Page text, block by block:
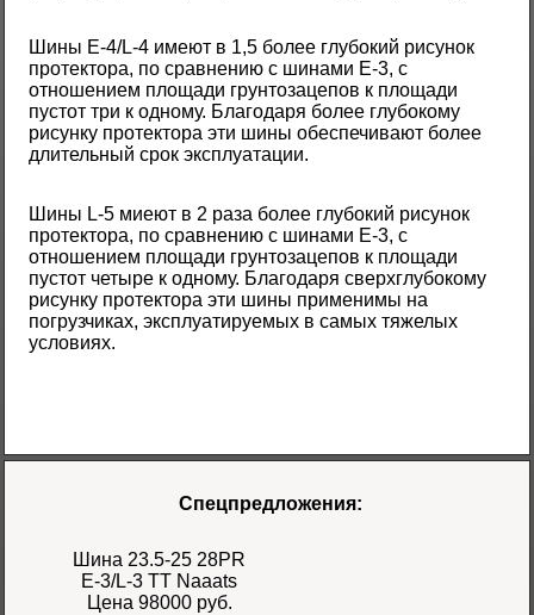
Шины E-4/L-4 имеют в 1,5 более глубокий рисунок
протектора, по сравнению с шинами Е-3, с
отношением площади грунтозацепов к площади
пустот три к одному. Благодаря более глубокому
рисунку протектора эти шины обеспечивают более
длительный срок эксплуатации.
Шины L-5 миеют в 2 раза более глубокий рисунок
протектора, по сравнению с шинами E-3, с
отношением площади грунтозацепов к площади
пустот четыре к одному. Благодаря сверхглубокому
рисунку протектора эти шины применимы на
погрузчиках, эксплуатируемых в самых тяжелых
условиях.
Спецпредложения:
Шина 23.5-25 28PR
E-3/L-3 TT Naaats
Цена 98000 руб.